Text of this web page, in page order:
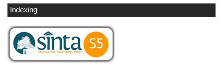
Indexing